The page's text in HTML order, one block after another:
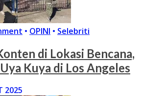
• OPINI • Selebriti
di Lokasi Bencana,
Kuya di Los Angeles
2025